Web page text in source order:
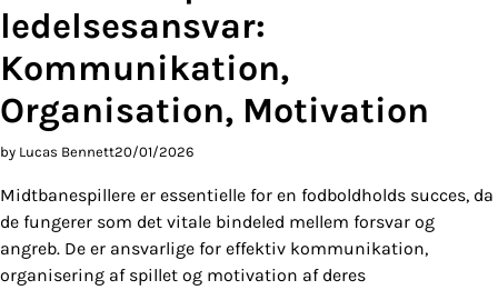
ledelsesansvar:
Kommunikation,
Organisation, Motivation
by Lucas Bennett20/01/2026
Midtbanespillere er essentielle for en fodboldholds succes, da
de fungerer som det vitale bindeled mellem forsvar og
angreb. De er ansvarlige for effektiv kommunikation,
organisering af spillet og motivation af deres